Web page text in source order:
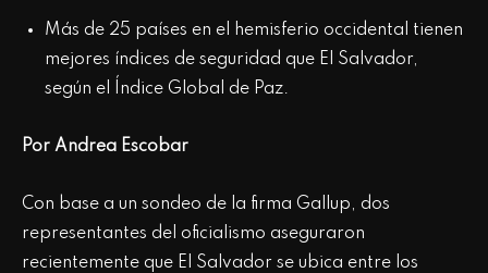
Más de 25 países en el hemisferio occidental tienen
mejores índices de seguridad que El Salvador,
según el Índice Global de Paz.
Por Andrea Escobar
Con base a un sondeo de la firma Gallup, dos
representantes del oficialismo aseguraron
recientemente que El Salvador se ubica entre los